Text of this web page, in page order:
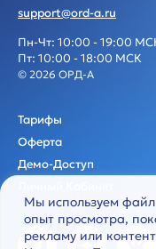
Мы используем
опыт просмотра,
рекламу или
support@ord-a.ru
Пн-Чт: 10:00 - 19:00
Пт: 10:00 - 18:00 МСК
© 2026 ОРД-А
Тарифы
Оферта
Демо-Доступ